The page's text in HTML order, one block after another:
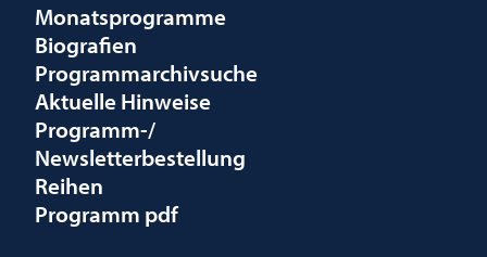
Monatsprogramme
Biografien
Programmarchivsuche
Aktuelle Hinweise
Programm-/
Newsletterbestellung
Reihen
Programm pdf